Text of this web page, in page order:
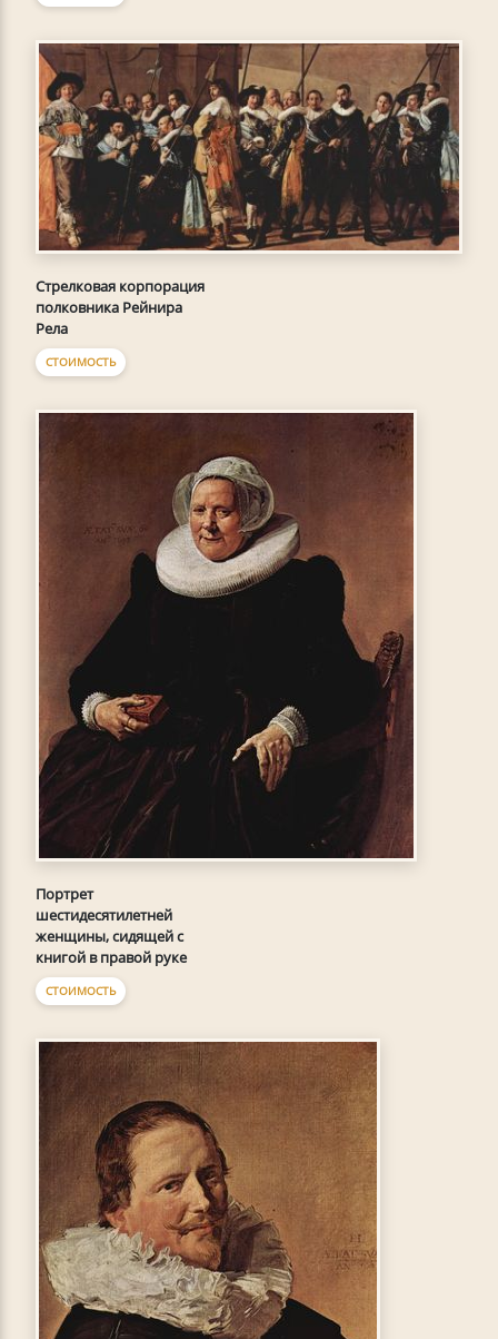
Стрелковая корпорация
полковника Рейнира
Рела
СТОИМОСТЬ
Портрет
шестидесятилетней
женщины, сидящей с
книгой в правой руке
СТОИМОСТЬ